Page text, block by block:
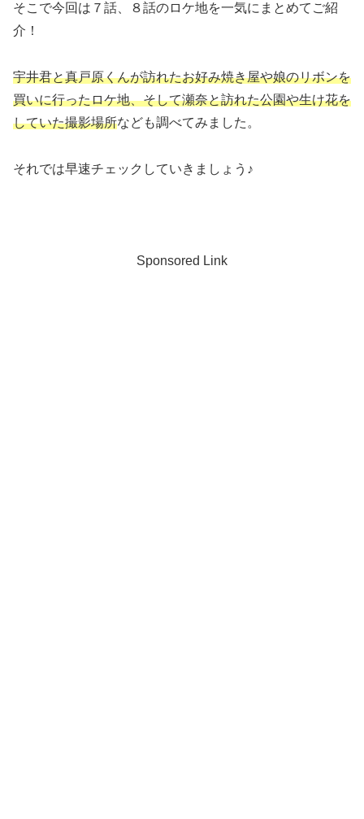
そこで今回は７話、８話のロケ地を一気にまとめてご紹
介！
宇井君と真戸原くんが訪れたお好み焼き屋や娘のリボンを
買いに行ったロケ地、そして瀬奈と訪れた公園や生け花を
していた撮影場所なども調べてみました。
それでは早速チェックしていきましょう♪
Sponsored Link